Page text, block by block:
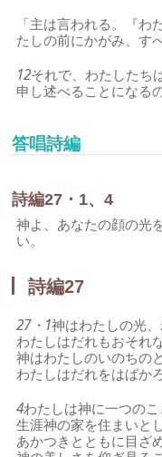
「主は言われる。『
たしの前にかがみ、す
12それで、わたしたち
申し述べることになる
答唱詩編
詩編27・1、4
神よ、あなたの顔の光
い。
詩編27
27・1神はわたしの光、
わたしはだれもおそれな
神はわたしのいのちの
わたしはだれをはばかろ
4わたしは神に一つのこ
生涯神の家を住まいとし
あかつきとともに目ざめ